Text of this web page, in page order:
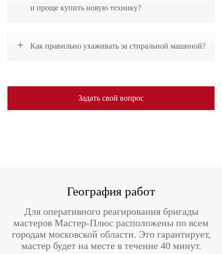
и проще купить новую технику?
Как правильно ухаживать за стиральной машиной?
Задать свой вопрос
География работ
Для оперативного реагирования бригады
мастеров Мастер-Плюс расположены по всем
городам московской области. Это гарантирует,
мастер будет на месте в течение 40 минут.